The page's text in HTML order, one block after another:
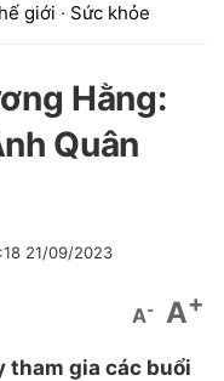
giới · Sức khỏe
Hằng:
Quân
21/09/2023
A- A+
tham gia các buổi